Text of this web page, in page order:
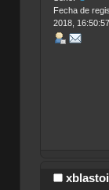
Fecha de
2018,